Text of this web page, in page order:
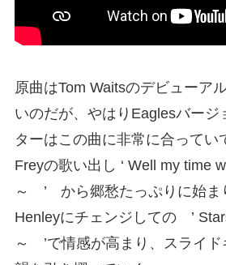
原曲はTom Waitsのデビューア
いのだが、やはりEaglesバージ
ターはこの曲に非常に合ってい
Freyの歌い出し ‘ Well my time
～ ’ から郷愁たっぷりに始ま
Henleyにチェンジしての ’
～ ’で情感が高まり、スライド